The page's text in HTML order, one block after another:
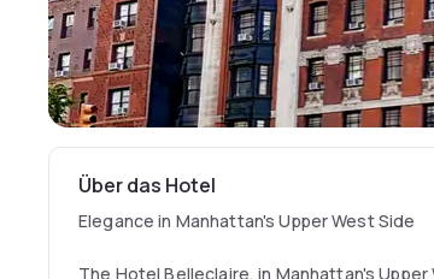
Über das Hotel
Elegance in Manhattan's Upper West Side
The Hotel Belleclaire, in Manhattan's